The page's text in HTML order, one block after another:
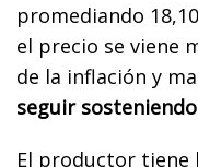
promediando
el precio se viene
de la inflación y
seguir
El productor tiene